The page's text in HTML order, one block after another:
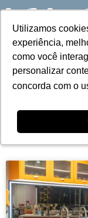
Utilizamos
experiência,
como você
personalizar
concorda com o
Utilizamos
experiência,
como você
personalizar
concorda com o
Pular
para
o
conteúdo